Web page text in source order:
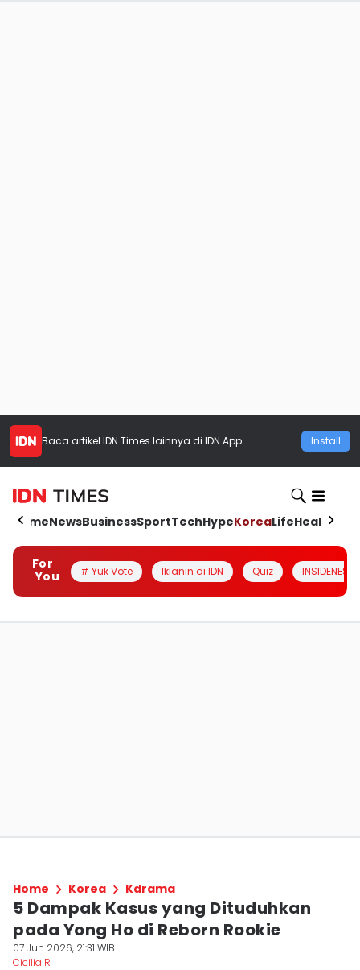
Baca artikel IDN Times lainnya di IDN App Install
HomeNewsBusinessSportTechHypeKoreaLifeHealth
For
You
# Yuk Vote Iklanin di IDN Quiz INSIDENESIA
Home Korea Kdrama
5 Dampak Kasus yang Dituduhkan
pada Yong Ho di Reborn Rookie
07 Jun 2026, 21:31 WIB
Cicilia R